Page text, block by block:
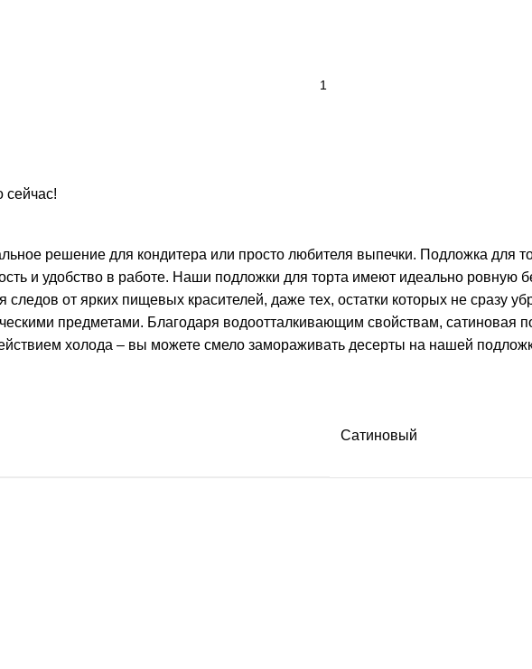
сейчас!
решение для кондитера или просто любителя выпечки. Подложка для
и удобство в работе. Наши подложки для торта имеют идеально ровную
следов от ярких пищевых красителей, даже тех, остатки которых не сразу
предметами. Благодаря водоотталкивающим свойствам, сатиновая
холода – вы можете смело замораживать десерты на нашей
Сатиновый